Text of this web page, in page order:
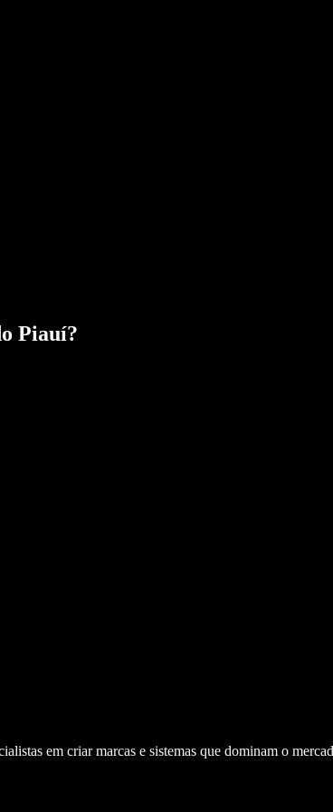
Piauí?
em criar marcas e sistemas que dominam o